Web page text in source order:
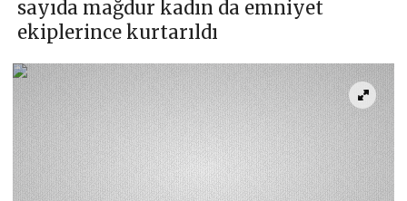
sayıda mağdur kadın da emniyet
ekiplerince kurtarıldı